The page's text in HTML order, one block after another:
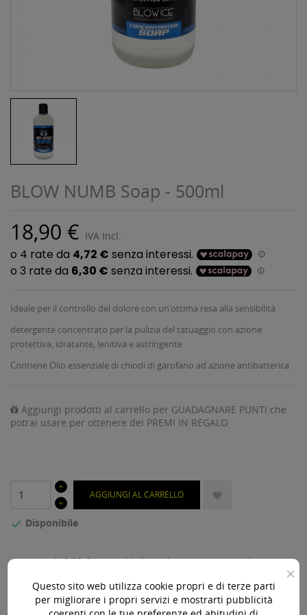
BLOW NUMB Soap - 500ml
18,90 € IVA Incl.
Ideale per il controllo del dolore con un’ottima resa alla sensibilità
detergente concentrato per la pulizia del tatuaggio con azione
protettiva, idratante, lenitiva e astringente
Contiene Olio essenziale di chiodi di garofano ad azione antibatterica
Aggiungi prodotti al carrello per GUADAGNARE PUNTI che
potrai usare per ottenere dei PREMI IN REGALO
AGGIUNGI AL CARRELLO 
 Disponibile
Acquista 119,00 € (iva incl.) di prodotti per ottenere la
×
Questo sito web utilizza cookie propri e di terze parti
per migliorare i propri servizi e mostrarti pubblicità